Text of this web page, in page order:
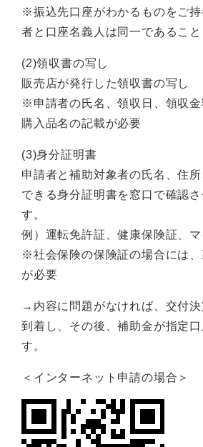
​※振込先口座がわかるものをご
者と口座名義人は同一であること
(2)領収書の写し
販売店が発行した領収書の写し
※申請者の氏名、領収日、領収金
購入品名の記載が必要
(3)身分証明書
申請者と補助対象者の氏名、住
できる身分証明書を窓口で確認
す。
例）運転免許証、健康保険証、
※社会保険の保険証の場合には
が必要
→内容に問題がなければ、交付
到着し、その後、補助金が指定
す。
＜インターネット申請の場合＞